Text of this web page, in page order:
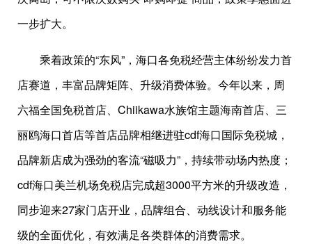
一步扩大。
乘着政策的“东风”，海口各免税经营主体纷纷发力首
店赛道，丰富品牌矩阵、升级消费体验。今年以来，周
六福全国免税首店、Chiikawa水族馆主题海南首店、三
丽鸥海口首店等首店品牌相继进驻cdf海口国际免税城，
品牌新店成为强劲的客流“磁吸力”，持续带动场内热度；
cdf海口美兰机场免税店完成超3000平方米的升级改造，
同步迎来27家门店开业，品牌组合、动线设计和服务能
级的全面优化，有效满足各类群体的消费需求。